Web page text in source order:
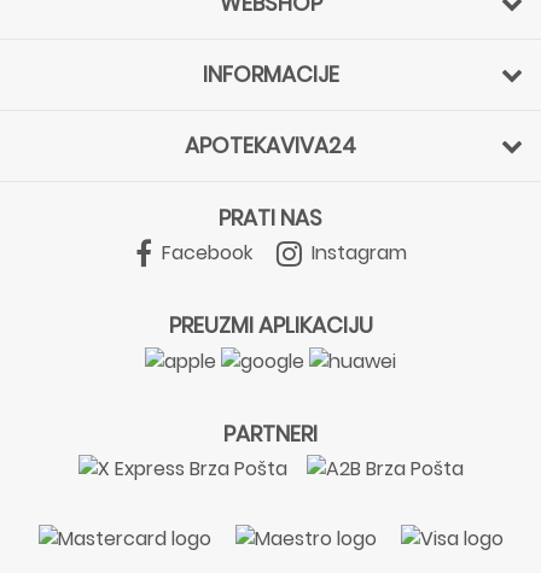
INFORMACIJE
APOTEKAVIVA24
PRATI NAS
Facebook Instagram
PREUZMI APLIKACIJU
PARTNERI